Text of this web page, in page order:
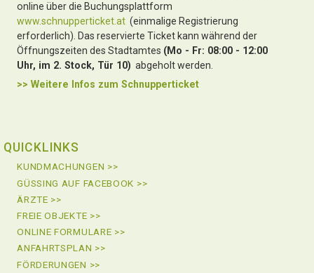
online über die Buchungsplattform
www.schnupperticket.at (einmalige Registrierung
erforderlich). Das reservierte Ticket kann während der
Öffnungszeiten des Stadtamtes (Mo - Fr: 08:00 - 12:00
Uhr, im 2. Stock, Tür 10) abgeholt werden.
>> Weitere Infos zum Schnupperticket
QUICKLINKS
KUNDMACHUNGEN >>
GÜSSING AUF FACEBOOK >>
ÄRZTE >>
FREIE OBJEKTE >>
ONLINE FORMULARE >>
ANFAHRTSPLAN >>
FÖRDERUNGEN >>